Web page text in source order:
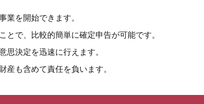
業を開始できます。
とで、比較的簡単に確定申告が可能です。
思決定を迅速に行えます。
産も含めて責任を負います。